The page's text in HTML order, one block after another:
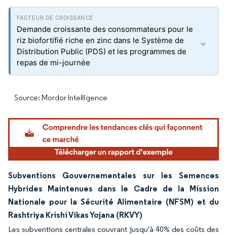
Demande croissante des consommateurs pour le
riz biofortifié riche en zinc dans le Système de
Distribution Public (PDS) et les programmes de
repas de mi-journée
Source: Mordor Intelligence
Subventions Gouvernementales sur les Semences
Hybrides Maintenues dans le Cadre de la Mission
Nationale pour la Sécurité Alimentaire (NFSM) et du
Rashtriya Krishi Vikas Yojana (RKVY)
Les subventions centrales couvrant jusqu'à 40% des coûts des